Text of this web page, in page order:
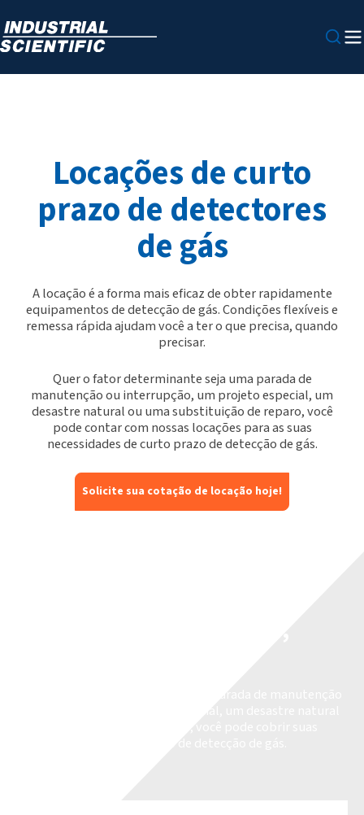
Locações de curto
prazo de detectores
de gás
A locação é a forma mais eficaz de obter rapidamente
equipamentos de detecção de gás. Condições flexíveis e
remessa rápida ajudam você a ter o que precisa, quando
precisar.
Quer o fator determinante seja uma parada de
manutenção ou interrupção, um projeto especial, um
desastre natural ou uma substituição de reparo, você
pode contar com nossas locações para as suas
necessidades de curto prazo de detecção de gás.
Solicite sua cotação de locação hoje!